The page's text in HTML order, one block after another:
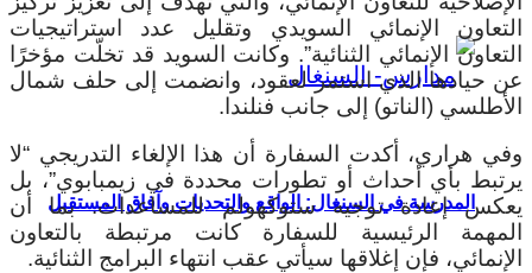
المدرسة في السنغال: الواقع والتحديات وآفاق المستقبل
التعاون الإنمائي السويدي وتقليل عدد استراتيجيات
التعاون الإنمائي الثنائية”. وكانت السويد قد تخلّت مؤخرًا
عن حيادها الذي استمر لعقود، وانضمت إلى حلف شمال
الأطلسي (الناتو) إلى جانب فنلندا.
وفي هراري، أكدت السفارة أن هذا الإلغاء التدريجي “لا
يرتبط بأي أحداث أو تطورات محددة في زيمبابوي”، بل
يعكس إعادة توجيه ستوكهولم للمساعدات. بما أن
المهمة الرئيسية للسفارة كانت مرتبطة بالتعاون
الإنمائي، فإن إغلاقها سيأتي عقب انتهاء البرامج الثنائية.